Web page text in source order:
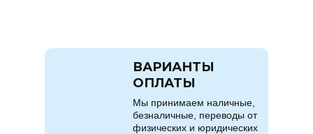
Мы принимаем наличные,
безналичные, переводы от
физических и юридических
ВАРИАНТЫ
ОПЛАТЫ